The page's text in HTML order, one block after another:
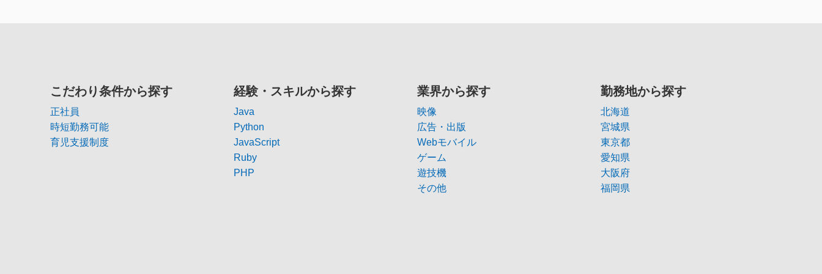
こだわり条件から探す
正社員
時短勤務可能
育児支援制度
経験・スキルから探す
Java
Python
JavaScript
Ruby
PHP
業界から探す
映像
広告・出版
Webモバイル
ゲーム
遊技機
その他
勤務地から探す
北海道
宮城県
東京都
愛知県
大阪府
福岡県